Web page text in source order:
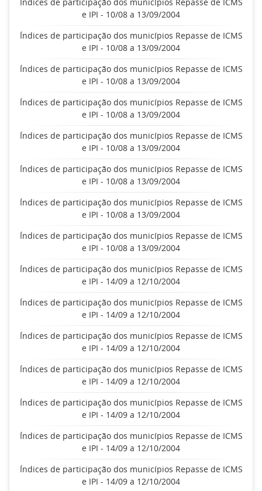
e IPI - 10/08 a 13/09/2004
Índices de participação dos municípios Repasse de ICMS
e IPI - 10/08 a 13/09/2004
Índices de participação dos municípios Repasse de ICMS
e IPI - 10/08 a 13/09/2004
Índices de participação dos municípios Repasse de ICMS
e IPI - 10/08 a 13/09/2004
Índices de participação dos municípios Repasse de ICMS
e IPI - 10/08 a 13/09/2004
Índices de participação dos municípios Repasse de ICMS
e IPI - 10/08 a 13/09/2004
Índices de participação dos municípios Repasse de ICMS
e IPI - 10/08 a 13/09/2004
Índices de participação dos municípios Repasse de ICMS
e IPI - 10/08 a 13/09/2004
Índices de participação dos municípios Repasse de ICMS
e IPI - 14/09 a 12/10/2004
Índices de participação dos municípios Repasse de ICMS
e IPI - 14/09 a 12/10/2004
Índices de participação dos municípios Repasse de ICMS
e IPI - 14/09 a 12/10/2004
Índices de participação dos municípios Repasse de ICMS
e IPI - 14/09 a 12/10/2004
Índices de participação dos municípios Repasse de ICMS
e IPI - 14/09 a 12/10/2004
Índices de participação dos municípios Repasse de ICMS
e IPI - 14/09 a 12/10/2004
Índices de participação dos municípios Repasse de ICMS
e IPI - 14/09 a 12/10/2004